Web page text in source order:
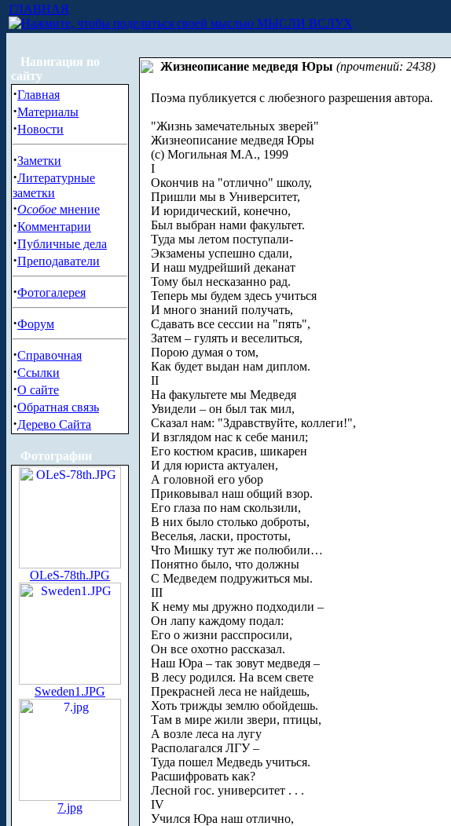
ГЛАВНАЯ
МЫСЛИ ВСЛУХ
Навигация по
сайту
·Главная
·Материалы
·Новости
·Заметки
·Литературные
заметки
·Особое мнение
·Комментарии
·Публичные дела
·Преподаватели
·Фотогалерея
·Форум
·Справочная
·Ссылки
·О сайте
·Обратная связь
·Дерево Сайта
Фотографии
OLeS-78th.JPG
Sweden1.JPG
7.jpg
Жизнеописание медведя Юры (прочтений: 2438)
Поэма публикуется с любезного разрешения автора.
"Жизнь замечательных зверей"
Жизнеописание медведя Юры
(с) Могильная М.А., 1999
I
Окончив на "отлично" школу,
Пришли мы в Университет,
И юридический, конечно,
Был выбран нами факультет.
Туда мы летом поступали-
Экзамены успешно сдали,
И наш мудрейший деканат
Тому был несказанно рад.
Теперь мы будем здесь учиться
И много знаний получать,
Сдавать все сессии на "пять",
Затем – гулять и веселиться,
Порою думая о том,
Как будет выдан нам диплом.
II
На факультете мы Медведя
Увидели – он был так мил,
Сказал нам: "Здравствуйте, коллеги!",
И взглядом нас к себе манил;
Его костюм красив, шикарен
И для юриста актуален,
А головной его убор
Приковывал наш общий взор.
Его глаза по нам скользили,
В них было столько доброты,
Веселья, ласки, простоты,
Что Мишку тут же полюбили…
Понятно было, что должны
С Медведем подружиться мы.
III
К нему мы дружно подходили –
Он лапу каждому подал:
Его о жизни расспросили,
Он все охотно рассказал.
Наш Юра – так зовут медведя –
В лесу родился. На всем свете
Прекрасней леса не найдешь,
Хоть трижды землю обойдешь.
Там в мире жили звери, птицы,
А возле леса на лугу
Располагался ЛГУ –
Туда пошел Медведь учиться.
Расшифровать как?
Лесной гос. университет . . .
IV
Учился Юра наш отлично,